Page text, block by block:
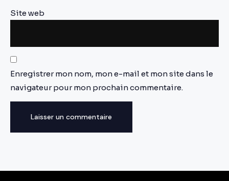
Site web
Enregistrer mon nom, mon e-mail et mon site dans le
navigateur pour mon prochain commentaire.